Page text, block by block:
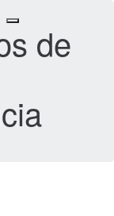
Toggle
navigation